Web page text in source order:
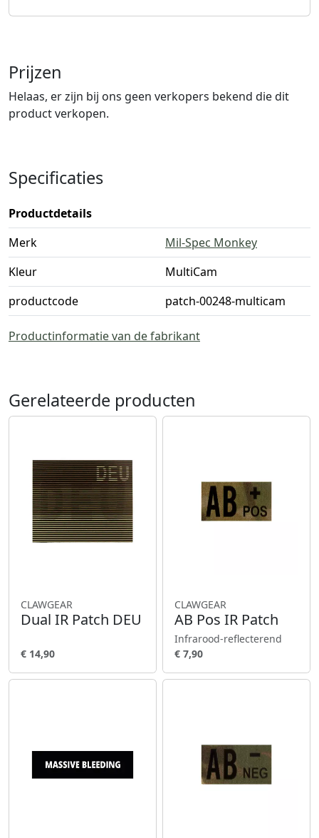
Prijzen
Helaas, er zijn bij ons geen verkopers bekend die dit
product verkopen.
Specificaties
Productdetails
Merk
Mil-Spec Monkey
Kleur
MultiCam
productcode
patch-00248-multicam
Productinformatie van de fabrikant
Gerelateerde producten
CLAWGEAR
Dual IR Patch DEU
€ 14,90
CLAWGEAR
AB Pos IR Patch
Infrarood-reflecterend
€ 7,90